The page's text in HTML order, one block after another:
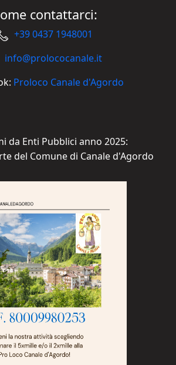
contattarci:
+39 0437 1948001
info@prolococanale.it
Proloco Canale d'Agordo
da Enti Pubblici anno 2025:
del Comune di Canale d'Agordo